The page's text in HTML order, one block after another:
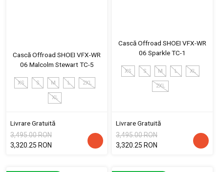
Cască Offroad SHOEI VFX-WR
06 Malcolm Stewart TC-5
XS S M L 2XL
XL
Livrare Gratuită
3,495.00 RON
3,320.25 RON
Cască Offroad SHOEI VFX-WR
06 Sparkle TC-1
XS S M L XL
2XL
Livrare Gratuită
3,495.00 RON
3,320.25 RON